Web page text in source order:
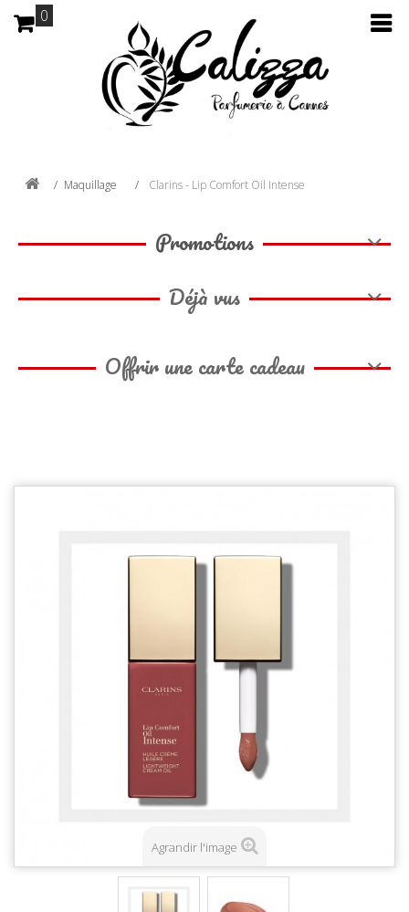
0
Maquillage Clarins - Lip Comfort Oil Intense
Promotions
Déjà vus
Offrir une carte cadeau
Agrandir l'image